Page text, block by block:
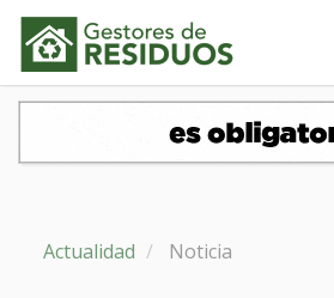
Actualidad Noticia